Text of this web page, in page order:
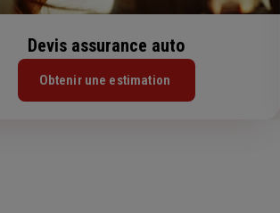
Devis assurance auto
Obtenir une estimation